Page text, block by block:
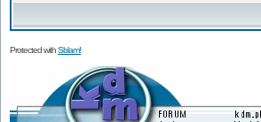
Protected withSblam!